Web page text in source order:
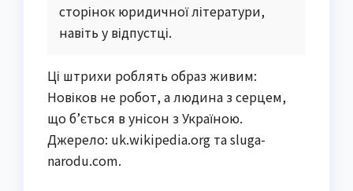
сторінок юридичної літератури,
навіть у відпустці.
Ці штрихи роблять образ живим:
Новіков не робот, а людина з серцем,
що б’ється в унісон з Україною.
Джерело: uk.wikipedia.org та sluga-
narodu.com.